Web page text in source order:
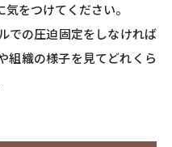
をつけてください。
での圧迫固定をしなければ
組織の様子を見てどれくら